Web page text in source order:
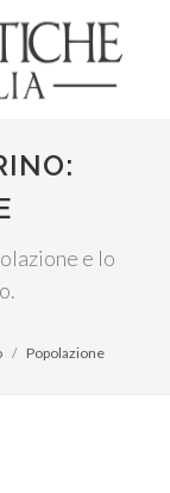
e lo
Popolazione